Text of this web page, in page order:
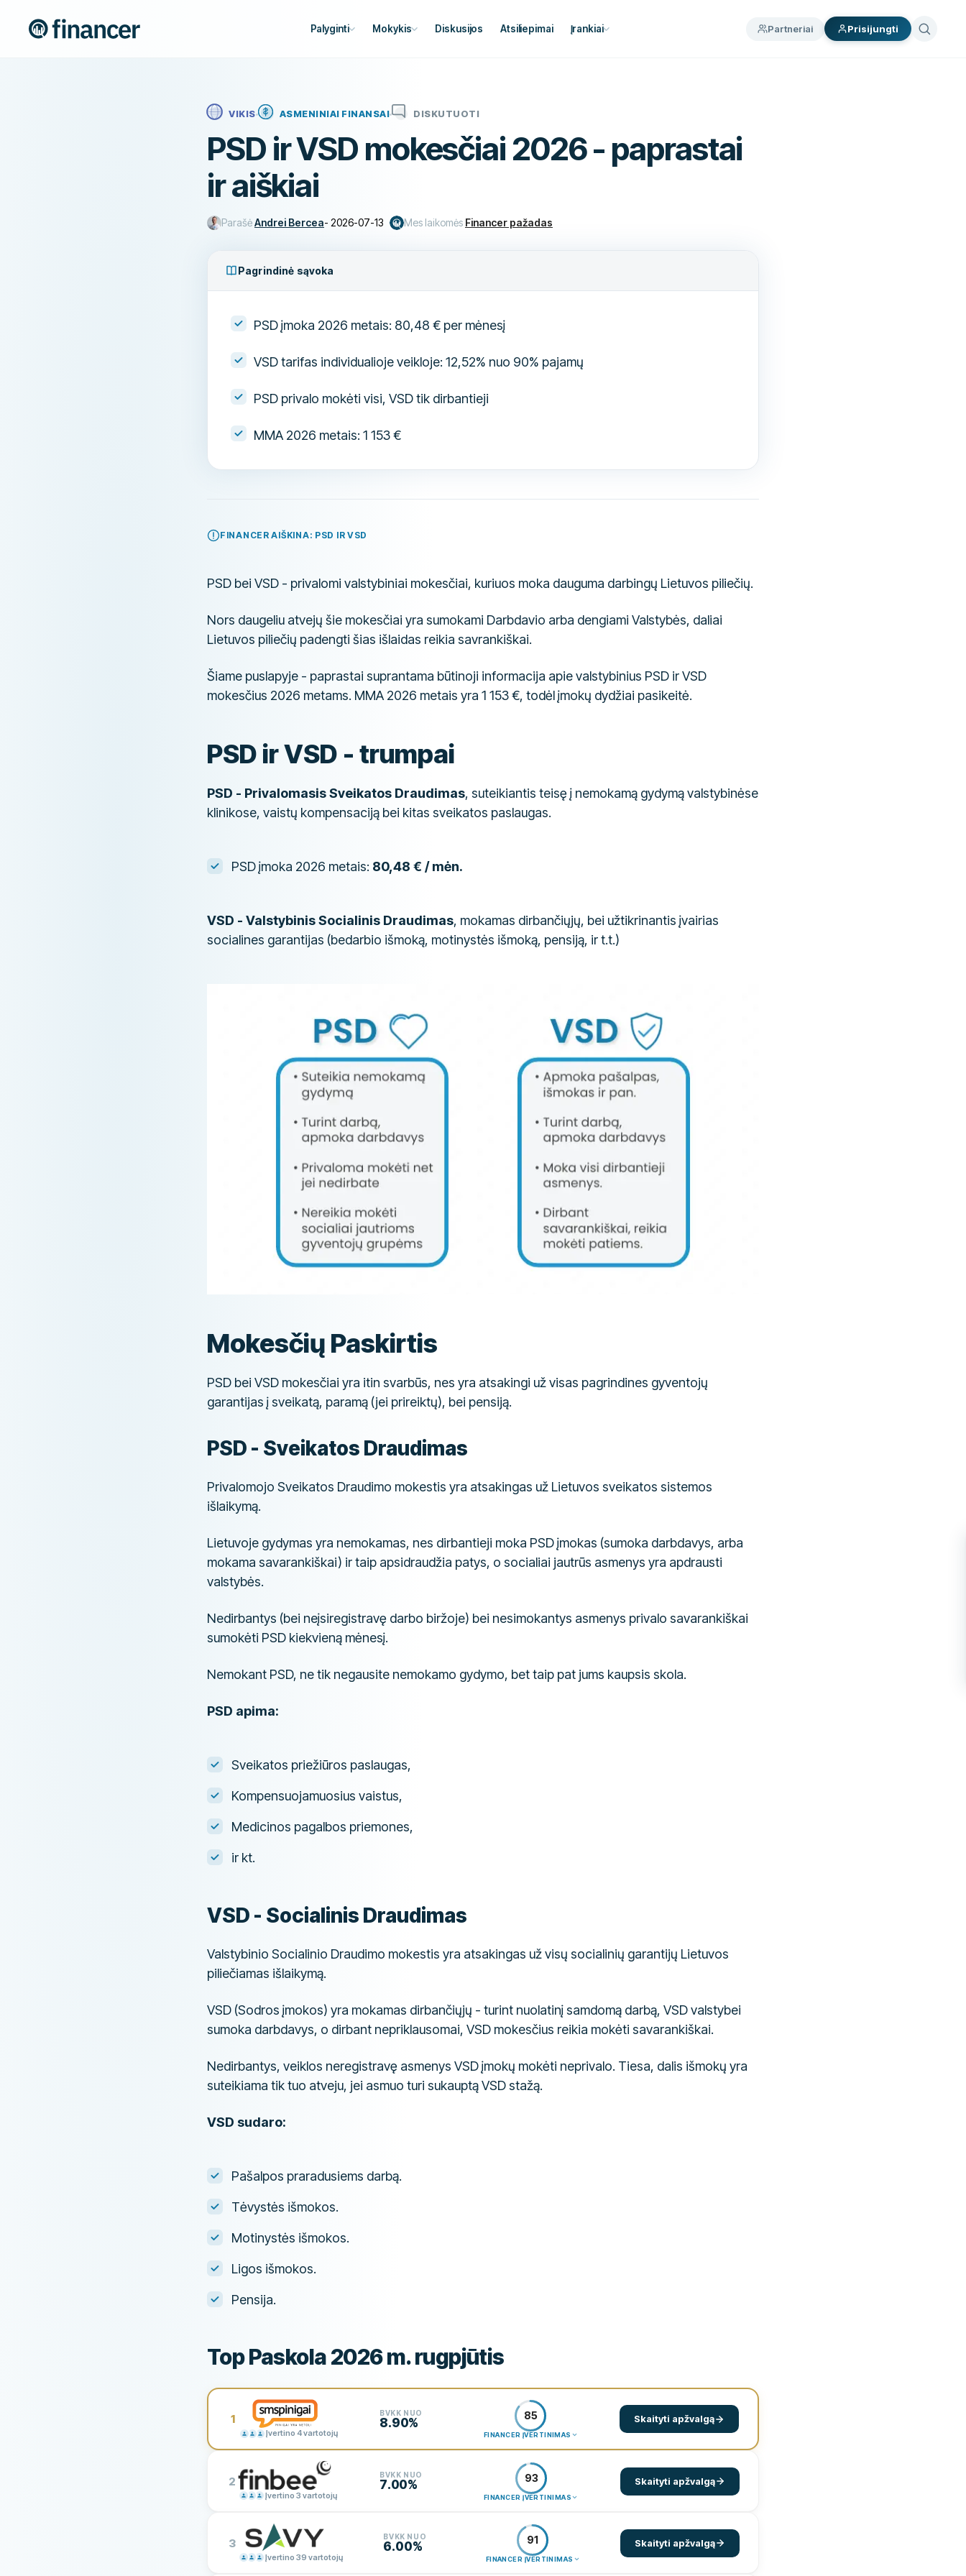
Palyginti Mokykis Diskusijos Atsiliepimai Įrankiai Partneriai Prisijungti
VIKIS ASMENINIAI FINANSAI DISKUTUOTI
PSD ir VSD mokesčiai 2026 - paprastai
ir aiškiai
ParašėAndrei Bercea- 2026-07-13 Mes laikomės Financer pažadas
Pagrindinė sąvoka
PSD įmoka 2026 metais: 80,48 € per mėnesį
VSD tarifas individualioje veikloje: 12,52% nuo 90% pajamų
PSD privalo mokėti visi, VSD tik dirbantieji
MMA 2026 metais: 1 153 €
FINANCER AIŠKINA: PSD IR VSD
PSD bei VSD - privalomi valstybiniai mokesčiai, kuriuos moka dauguma darbingų Lietuvos piliečių.
Nors daugeliu atvejų šie mokesčiai yra sumokami Darbdavio arba dengiami Valstybės, daliai
Lietuvos piliečių padengti šias išlaidas reikia savrankiškai.
Šiame puslapyje - paprastai suprantama būtinoji informacija apie valstybinius PSD ir VSD
mokesčius 2026 metams. MMA 2026 metais yra 1 153 €, todėl įmokų dydžiai pasikeitė.
PSD ir VSD - trumpai
PSD - Privalomasis Sveikatos Draudimas, suteikiantis teisę į nemokamą gydymą valstybinėse
klinikose, vaistų kompensaciją bei kitas sveikatos paslaugas.
PSD įmoka 2026 metais: 80,48 € / mėn.
VSD - Valstybinis Socialinis Draudimas, mokamas dirbančiųjų, bei užtikrinantis įvairias
socialines garantijas (bedarbio išmoką, motinystės išmoką, pensiją, ir t.t.)
Mokesčių Paskirtis
PSD bei VSD mokesčiai yra itin svarbūs, nes yra atsakingi už visas pagrindines gyventojų
garantijas į sveikatą, paramą (jei prireiktų), bei pensiją.
PSD - Sveikatos Draudimas
Privalomojo Sveikatos Draudimo mokestis yra atsakingas už Lietuvos sveikatos sistemos
išlaikymą.
Lietuvoje gydymas yra nemokamas, nes dirbantieji moka PSD įmokas (sumoka darbdavys, arba
mokama savarankiškai) ir taip apsidraudžia patys, o socialiai jautrūs asmenys yra apdrausti
valstybės.
Nedirbantys (bei neįsiregistravę darbo biržoje) bei nesimokantys asmenys privalo savarankiškai
sumokėti PSD kiekvieną mėnesį.
Nemokant PSD, ne tik negausite nemokamo gydymo, bet taip pat jums kaupsis skola.
PSD apima:
Sveikatos priežiūros paslaugas,
Kompensuojamuosius vaistus,
Medicinos pagalbos priemones,
ir kt.
VSD - Socialinis Draudimas
Valstybinio Socialinio Draudimo mokestis yra atsakingas už visų socialinių garantijų Lietuvos
piliečiamas išlaikymą.
VSD (Sodros įmokos) yra mokamas dirbančiųjų - turint nuolatinį samdomą darbą, VSD valstybei
sumoka darbdavys, o dirbant nepriklausomai, VSD mokesčius reikia mokėti savarankiškai.
Nedirbantys, veiklos neregistravę asmenys VSD įmokų mokėti neprivalo. Tiesa, dalis išmokų yra
suteikiama tik tuo atveju, jei asmuo turi sukauptą VSD stažą.
VSD sudaro:
Pašalpos praradusiems darbą.
Tėvystės išmokos.
Motinystės išmokos.
Ligos išmokos.
Pensija.
Top Paskola 2026 m. rugpjūtis
1
Įvertino 4 vartotojų
BVKK NUO
8.90% 85
FINANCER ĮVERTINIMAS
Skaityti apžvalgą
2
Įvertino 3 vartotojų
BVKK NUO
7.00% 93
FINANCER ĮVERTINIMAS
Skaityti apžvalgą
3
Įvertino 39 vartotojų
BVKK NUO
6.00% 91
FINANCER ĮVERTINIMAS
Skaityti apžvalgą